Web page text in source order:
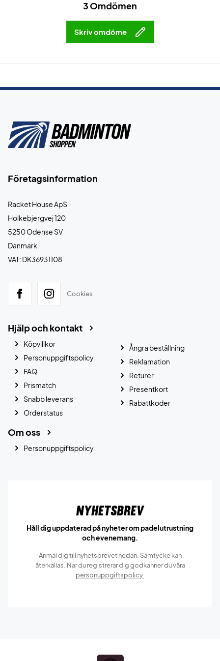
3 Omdömen
Skriv omdöme
Företagsinformation
Racket House ApS
Holkebjergvej 120
5250 Odense SV
Danmark
VAT: DK36931108
Cookies
Hjälp och kontakt
Köpvillkor
Personuppgiftspolicy
FAQ
Prismatch
Snabb leverans
Orderstatus
Ångra beställning
Reklamation
Returer
Presentkort
Rabattkoder
Om oss
Personuppgiftspolicy
Nyhetsbrev
Håll dig uppdaterad på nyheter om padelutrustning
och evenemang.
Anmäl dig till nyhetsbrevet nedan. Samtycke kan
återkallas. När du registrerar dig godkänner du våra
personuppgiftspolicy.